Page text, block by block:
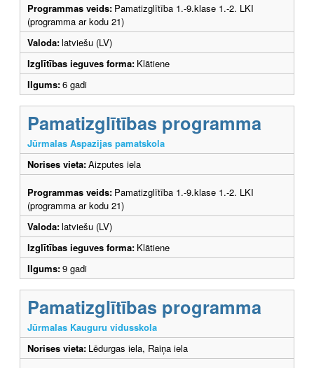
Programmas veids: Pamatizglītība 1.-9.klase 1.-2. LKI
(programma ar kodu 21)
Valoda:latviešu (LV)
Izglītības ieguves forma: Klātiene
Ilgums:6 gadi
Pamatizglītības programma
Jūrmalas Aspazijas pamatskola
Norises vieta:Aizputes iela
Programmas veids: Pamatizglītība 1.-9.klase 1.-2. LKI
(programma ar kodu 21)
Valoda:latviešu (LV)
Izglītības ieguves forma: Klātiene
Ilgums:9 gadi
Pamatizglītības programma
Jūrmalas Kauguru vidusskola
Norises vieta: Lēdurgas iela, Raiņa iela